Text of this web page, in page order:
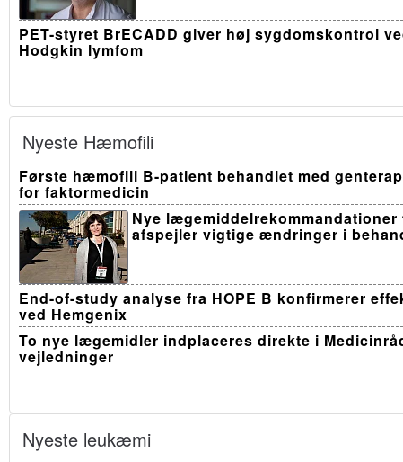
PET-styret BrECADD giver høj sygdomskontrol
Hodgkin lymfom
Nyeste Hæmofili
Første hæmofili B-patient behandlet med
for faktormedicin
Nye
afspejler vigtige ændringer i
End-of-study analyse fra HOPE B konfirmerer
ved Hemgenix
To nye lægemidler indplaceres direkte i
vejledninger
Nyeste leukæmi